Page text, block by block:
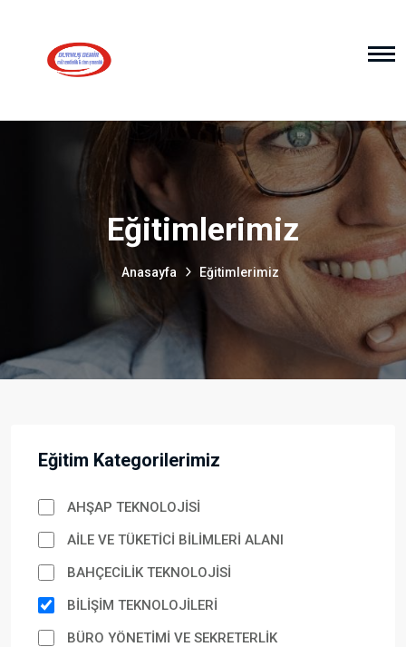
Eğitimlerimiz
Anasayfa Eğitimlerimiz
Eğitim Kategorilerimiz
AHŞAP TEKNOLOJİSİ
AİLE VE TÜKETİCİ BİLİMLERİ ALANI
BAHÇECİLİK TEKNOLOJİSİ
BİLİŞİM TEKNOLOJİLERİ
BÜRO YÖNETİMİ VE SEKRETERLİK